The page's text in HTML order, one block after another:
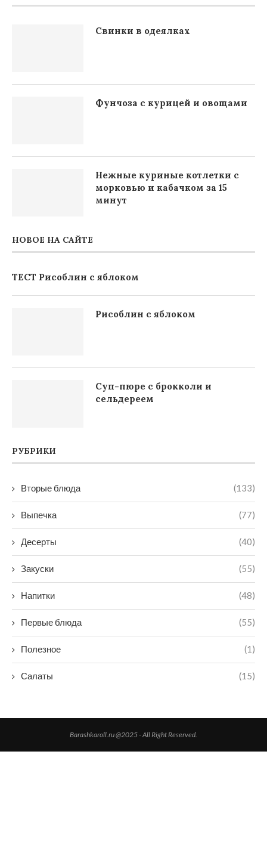
Свинки в одеялках
Фунчоза с курицей и овощами
Нежные куриные котлетки с
морковью и кабачком за 15
минут
НОВОЕ НА САЙТЕ
ТЕСТ Рисоблин с яблоком
Рисоблин с яблоком
Суп-пюре с брокколи и
сельдереем
РУБРИКИ
Вторые блюда (133)
Выпечка (77)
Десерты (40)
Закуски (55)
Напитки (48)
Первые блюда (55)
Полезное (1)
Салаты (15)
Barashkaroll.ru @2025 - All Right Reserved.